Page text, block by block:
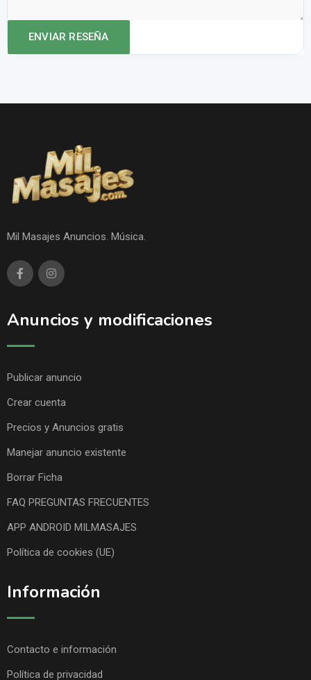
Mil Masajes Anuncios. Música.
Anuncios y modificaciones
Publicar anuncio
Crear cuenta
Precios y Anuncios gratis
Manejar anuncio existente
Borrar Ficha
FAQ PREGUNTAS FRECUENTES
APP ANDROID MILMASAJES
Política de cookies (UE)
Información
Contacto e información
Política de privacidad